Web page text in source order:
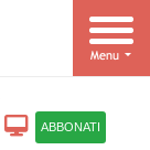
ABBONATI